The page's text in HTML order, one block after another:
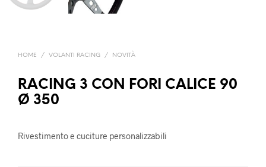
HOME / VOLANTI RACING / NOVITÀ
RACING 3 CON FORI CALICE 90
Ø 350
Rivestimento e cuciture personalizzabili